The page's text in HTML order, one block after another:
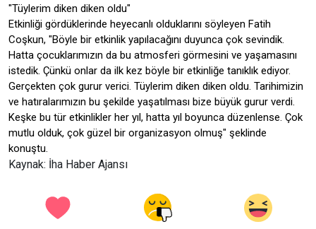
"Tüylerim diken diken oldu"
Etkinliği gördüklerinde heyecanlı olduklarını söyleyen Fatih
Coşkun, "Böyle bir etkinlik yapılacağını duyunca çok sevindik.
Hatta çocuklarımızın da bu atmosferi görmesini ve yaşamasını
istedik. Çünkü onlar da ilk kez böyle bir etkinliğe tanıklık ediyor.
Gerçekten çok gurur verici. Tüylerim diken diken oldu. Tarihimizin
ve hatıralarımızın bu şekilde yaşatılması bize büyük gurur verdi.
Keşke bu tür etkinlikler her yıl, hatta yıl boyunca düzenlense. Çok
mutlu olduk, çok güzel bir organizasyon olmuş" şeklinde
konuştu.
Kaynak: İha Haber Ajansı